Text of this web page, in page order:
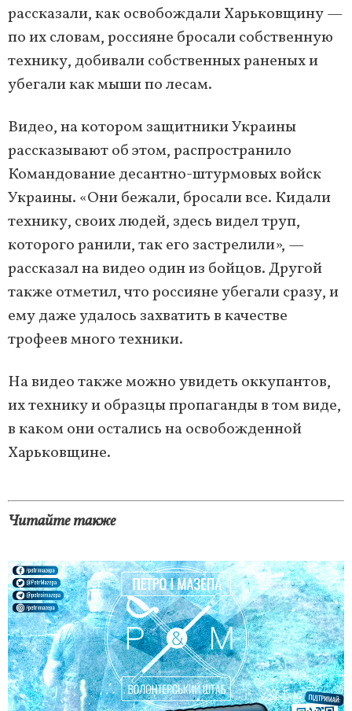
рассказали, как освобождали Харьковщину —
по их словам, россияне бросали собственную
технику, добивали собственных раненых и
убегали как мыши по лесам.
Видео, на котором защитники Украины
рассказывают об этом, распространило
Командование десантно-штурмовых войск
Украины. «Они бежали, бросали все. Кидали
технику, своих людей, здесь видел труп,
которого ранили, так его застрелили», —
рассказал на видео один из бойцов. Другой
также отметил, что россияне убегали сразу, и
ему даже удалось захватить в качестве
трофеев много техники.
На видео также можно увидеть оккупантов,
их технику и образцы пропаганды в том виде,
в каком они остались на освобожденной
Харьковщине.
Читайте также